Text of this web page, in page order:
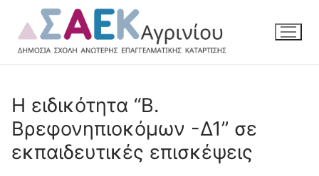
Η ειδικότητα “Β.
Βρεφονηπιοκόμων -Δ1” σε
εκπαιδευτικές επισκέψεις